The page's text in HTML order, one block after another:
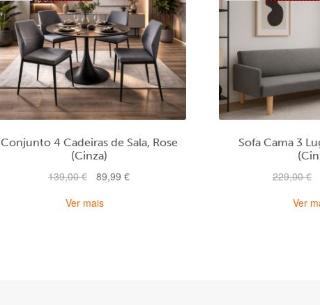
Conjunto 4 Cadeiras de Sala, Rose
(Cinza)
139,00€
O
original
89,99 €O
Ver mais
Sofa Cama 3
229,00€
Ver